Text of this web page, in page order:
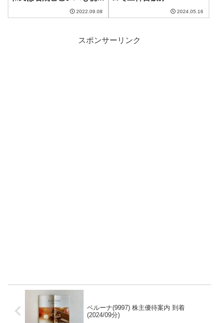
2022.09.08 2024.05.16
スポンサーリンク
ベルーナ(9997) 株主優待案内 到着
(2024/09分)